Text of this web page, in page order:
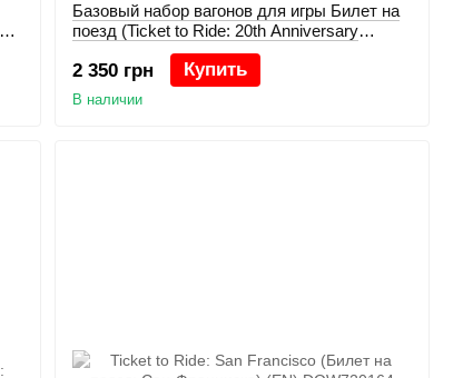
Базовый набор вагонов для игры Билет на
поезд (Ticket to Ride: 20th Anniversary
Deluxe Train Set)
2 350 грн Купить
В наличии